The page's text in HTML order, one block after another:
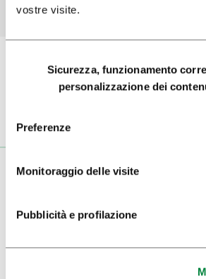
vostre visite.
Sicurezza, funzionamento
personalizzazione dei
Preferenze
Monitoraggio delle visite
Pubblicità e profilazione
Iscriviti alla
VISITATORI